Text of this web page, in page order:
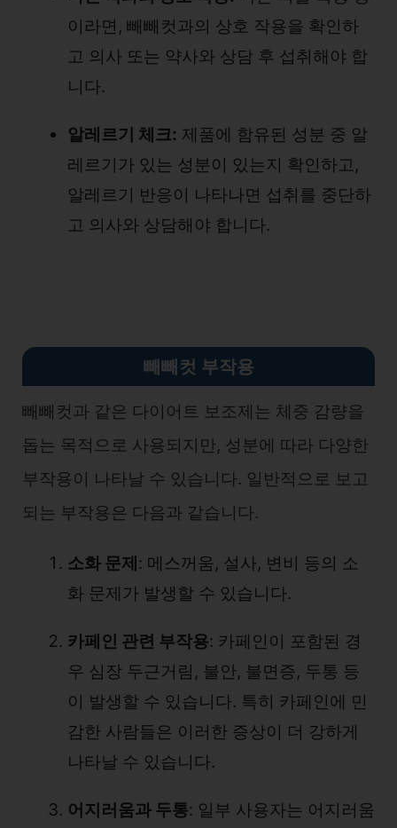
이라면, 빼빼컷과의 상호 작용을 확인하
고 의사 또는 약사와 상담 후 섭취해야 합
니다.
알레르기 체크: 제품에 함유된 성분 중 알
레르기가 있는 성분이 있는지 확인하고,
알레르기 반응이 나타나면 섭취를 중단하
고 의사와 상담해야 합니다.
빼빼컷 부작용
빼빼컷과 같은 다이어트 보조제는 체중 감량을
돕는 목적으로 사용되지만, 성분에 따라 다양한
부작용이 나타날 수 있습니다. 일반적으로 보고
되는 부작용은 다음과 같습니다.
소화 문제 : 메스꺼움, 설사, 변비 등의 소
화 문제가 발생할 수 있습니다.
카페인 관련 부작용: 카페인이 포함된 경
우 심장 두근거림, 불안, 불면증, 두통 등
이 발생할 수 있습니다. 특히 카페인에 민
감한 사람들은 이러한 증상이 더 강하게
나타날 수 있습니다.
어지러움과 두통: 일부 사용자는 어지러움